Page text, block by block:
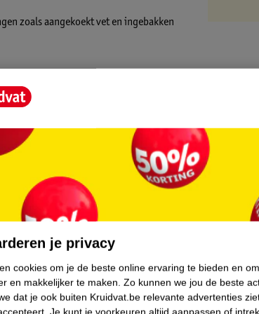
zoals aangekoekt vet en ingebakken
te werken voor krachtige
reiniging met gebruiksgemak.
reinigingsactie
vaatwasser
schone vaat
je afwasroutine eenvoudig en effectief
ingebouwde zout- en spoelglansactie.
je privacy
cookies om je de beste online ervaring te bieden en
en makkelijker te maken. Zo kunnen we jou de beste
dat je ook buiten Kruidvat.be relevante advertenties
Je kunt je voorkeuren altijd aanpassen of